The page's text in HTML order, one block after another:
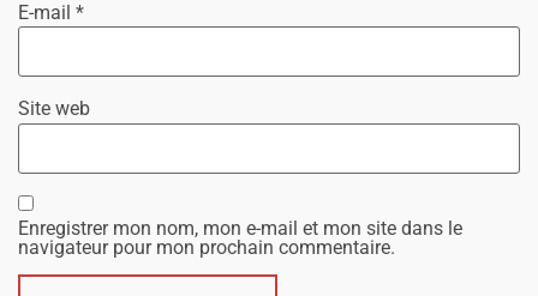
E-mail *
Site web
Enregistrer mon nom, mon e-mail et mon site dans le
navigateur pour mon prochain commentaire.